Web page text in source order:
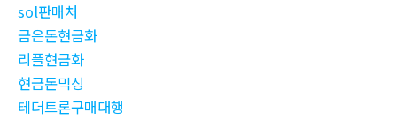
sol판매처
금은돈현금화
리플현금화
현금돈믹싱
테더트론구매대행